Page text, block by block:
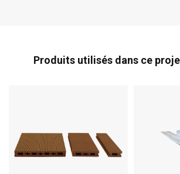
Produits utilisés dans ce